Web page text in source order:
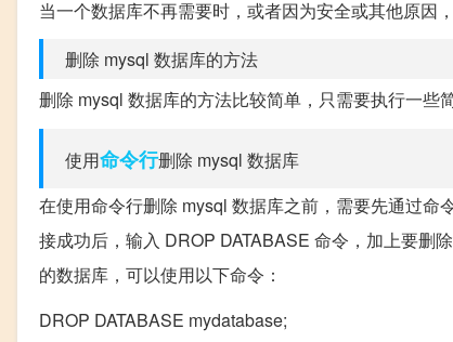
当一个数据库不再需要时，或者因为安全或其他原因
删除 mysql 数据库的方法
删除 mysql 数据库的方法比较简单，只需要执行一些
使用命令行删除 mysql 数据库
在使用命令行删除 mysql 数据库之前，需要先通过
接成功后，输入 DROP DATABASE 命令，加上要删
的数据库，可以使用以下命令：
DROP DATABASE mydatabase;